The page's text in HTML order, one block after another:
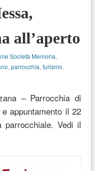
all’aperto
Società Memoria,
, parrocchia, turismo,
– Parrocchia di
appuntamento il 22
parrocchiale. Vedi il